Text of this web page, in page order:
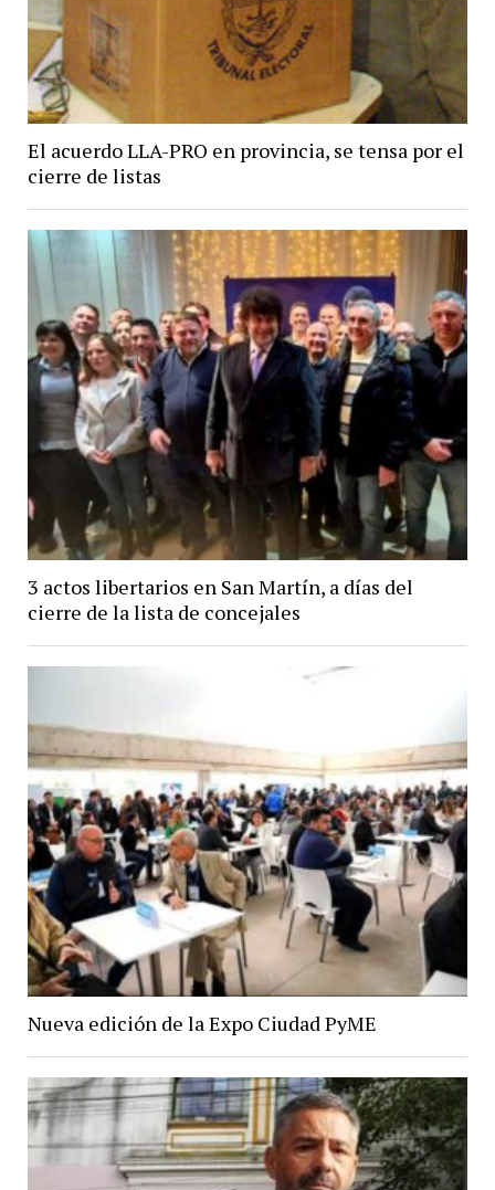
El acuerdo LLA-PRO en provincia, se tensa por el
cierre de listas
3 actos libertarios en San Martín, a días del
cierre de la lista de concejales
Nueva edición de la Expo Ciudad PyME